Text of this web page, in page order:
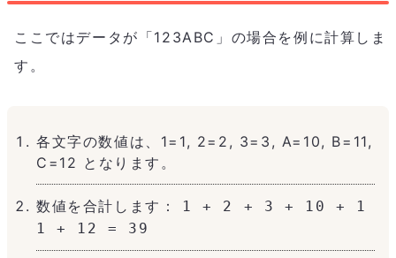
ここではデータが「123ABC」の場合を例に計算しま
す。
各文字の数値は、1=1, 2=2, 3=3, A=10, B=11,
C=12 となります。
数値を合計します：
1 + 2 + 3 + 10 + 1
1 + 12 = 39